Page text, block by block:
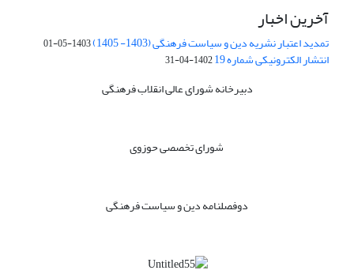
آخرین اخبار
تمدید اعتبار نشریه دین و سیاست فرهنگی (1403- 1405) 1403-05-01
انتشار الکترونیکی شماره 19 1402-04-31
دبیرخانه شورای عالی انقلاب فرهنگی
شورای تخصصی حوزوی
دوفصلنامه دین و سیاست فرهنگی